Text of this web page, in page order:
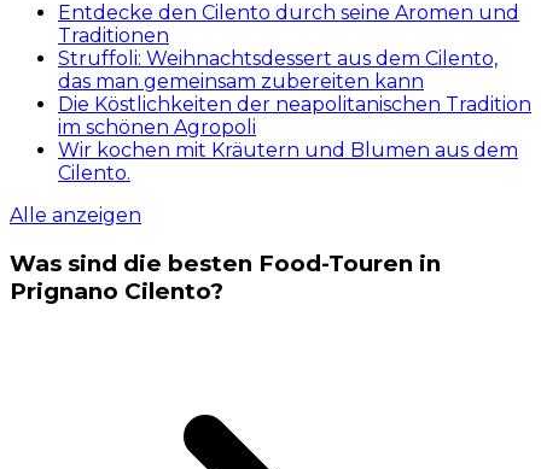
Entdecke den Cilento durch seine Aromen und
Traditionen
Struffoli: Weihnachtsdessert aus dem Cilento,
das man gemeinsam zubereiten kann
Die Köstlichkeiten der neapolitanischen Tradition
im schönen Agropoli
Wir kochen mit Kräutern und Blumen aus dem
Cilento.
Alle anzeigen
Was sind die besten Food-Touren in
Prignano Cilento?